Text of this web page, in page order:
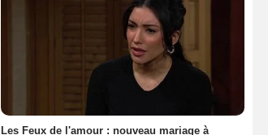
Les Feux de l'amour : nouveau mariage à